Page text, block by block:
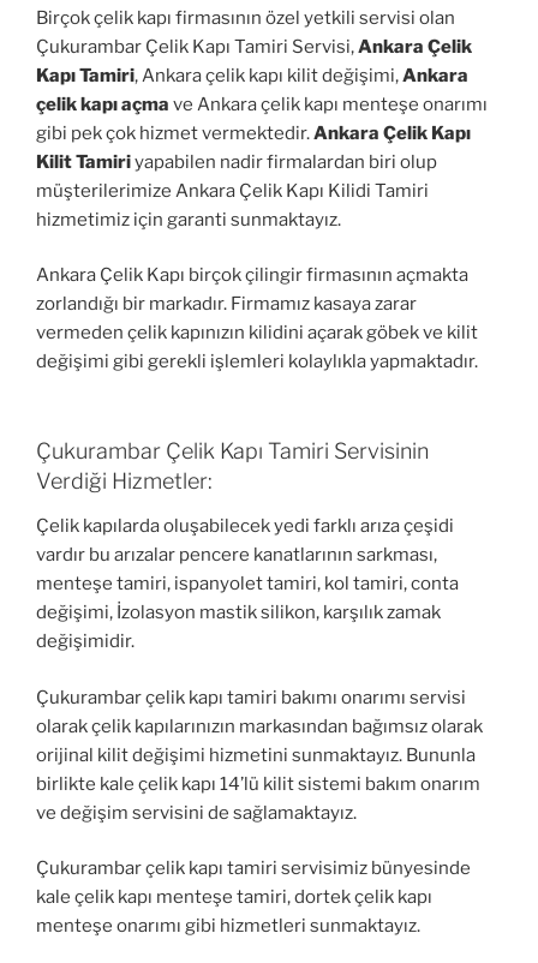
Birçok çelik kapı firmasının özel yetkili servisi olan
Çukurambar Çelik Kapı Tamiri Servisi,Ankara Çelik
Kapı Tamiri, Ankara çelik kapı kilit değişimi,Ankara
çelik kapı açma ve Ankara çelik kapı menteşe onarımı
gibi pek çok hizmet vermektedir.Ankara Çelik Kapı
Kilit Tamiriyapabilen nadir firmalardan biri olup
müşterilerimize Ankara Çelik Kapı Kilidi Tamiri
hizmetimiz için garanti sunmaktayız.
Ankara Çelik Kapı birçok çilingir firmasının açmakta
zorlandığı bir markadır. Firmamız kasaya zarar
vermeden çelik kapınızın kilidini açarak göbek ve kilit
değişimi gibi gerekli işlemleri kolaylıkla yapmaktadır.
Çukurambar Çelik Kapı Tamiri Servisinin
Verdiği Hizmetler:
Çelik kapılarda oluşabilecek yedi farklı arıza çeşidi
vardır bu arızalar pencere kanatlarının sarkması,
menteşe tamiri, ispanyolet tamiri, kol tamiri, conta
değişimi, İzolasyon mastik silikon, karşılık zamak
değişimidir.
Çukurambar çelik kapı tamiri bakımı onarımı servisi
olarak çelik kapılarınızın markasından bağımsız olarak
orijinal kilit değişimi hizmetini sunmaktayız. Bununla
birlikte kale çelik kapı 14’lü kilit sistemi bakım onarım
ve değişim servisini de sağlamaktayız.
Çukurambar çelik kapı tamiri servisimiz bünyesinde
kale çelik kapı menteşe tamiri, dortek çelik kapı
menteşe onarımı gibi hizmetleri sunmaktayız.